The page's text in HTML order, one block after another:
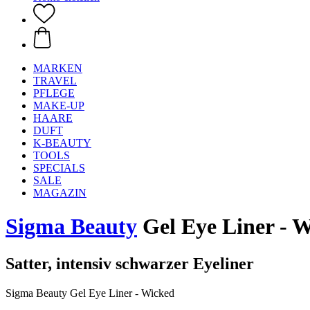
MARKEN
TRAVEL
PFLEGE
MAKE-UP
HAARE
DUFT
K-BEAUTY
TOOLS
SPECIALS
SALE
MAGAZIN
Sigma Beauty Gel Eye Liner -
Satter, intensiv schwarzer Eyeliner
Sigma Beauty Gel Eye Liner - Wicked